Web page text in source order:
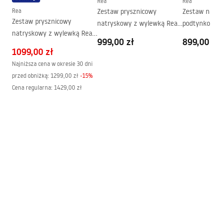
szyby
Rea
Zestaw prysznicowy
natryskowy z wylewką Rea
1099,00 zł
Najniższa cena w okresie 30 dni
przed obniżką: 1299,00 zł -15%
Cena regularna: 1429,00 zł
Zestaw prysznicowy
natryskowy z wylewką Rea
999,00 zł
Zestaw
podtynkowy
899,00 zł